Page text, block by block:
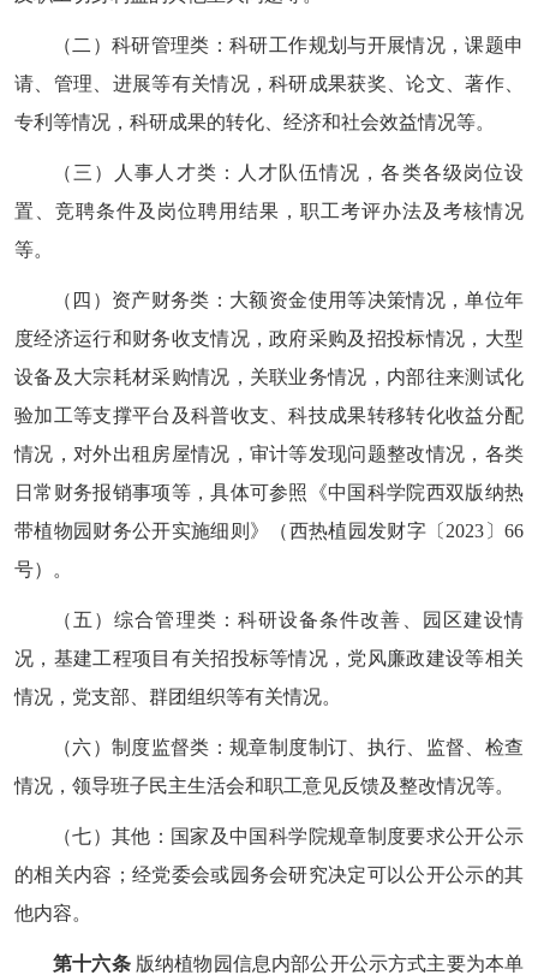
（二）科研管理类：科研工作规划与开展情况，课题申
请、管理、进展等有关情况，科研成果获奖、论文、著作、
专利等情况，科研成果的转化、经济和社会效益情况等。
（三）人事人才类：人才队伍情况，各类各级岗位设
置、竞聘条件及岗位聘用结果，职工考评办法及考核情况
等。
（四）资产财务类：大额资金使用等决策情况，单位年
度经济运行和财务收支情况，政府采购及招投标情况，大型
设备及大宗耗材采购情况，关联业务情况，内部往来测试化
验加工等支撑平台及科普收支、科技成果转移转化收益分配
情况，对外出租房屋情况，审计等发现问题整改情况，各类
日常财务报销事项等，具体可参照《中国科学院西双版纳热
带植物园财务公开实施细则》（西热植园发财字〔2023〕66
号）。
（五）综合管理类：科研设备条件改善、园区建设情
况，基建工程项目有关招投标等情况，党风廉政建设等相关
情况，党支部、群团组织等有关情况。
（六）制度监督类：规章制度制订、执行、监督、检查
情况，领导班子民主生活会和职工意见反馈及整改情况等。
（七）其他：国家及中国科学院规章制度要求公开公示
的相关内容；经党委会或园务会研究决定可以公开公示的其
他内容。
第十六条 版纳植物园信息内部公开公示方式主要为本单